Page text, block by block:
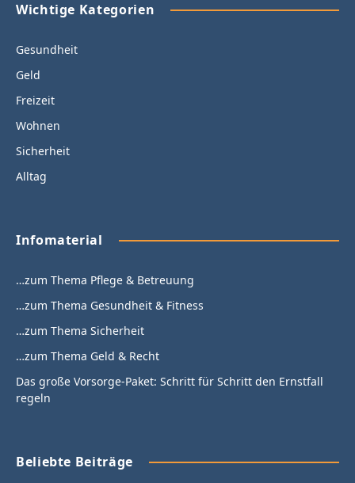
Wichtige Kategorien
Gesundheit
Geld
Freizeit
Wohnen
Sicherheit
Alltag
Infomaterial
…zum Thema Pflege & Betreuung
…zum Thema Gesundheit & Fitness
…zum Thema Sicherheit
…zum Thema Geld & Recht
Das große Vorsorge-Paket: Schritt für Schritt den Ernstfall
regeln
Beliebte Beiträge